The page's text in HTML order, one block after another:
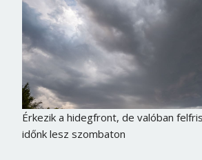
Érkezik a hidegfront, de valóban
időnk lesz szombaton